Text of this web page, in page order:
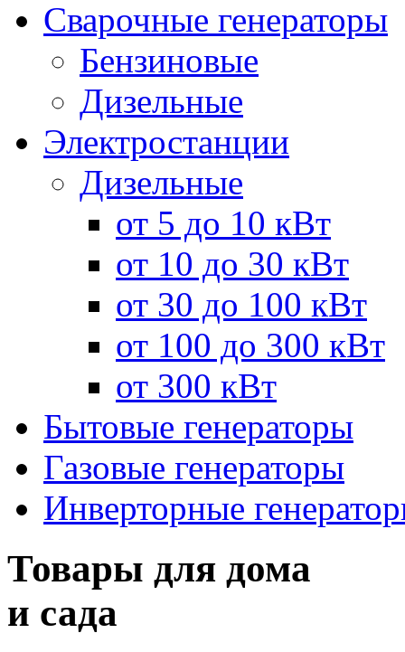
Сварочные генераторы
Бензиновые
Дизельные
Электростанции
Дизельные
от 5 до 10 кВт
от 10 до 30 кВт
от 30 до 100 кВт
от 100 до 300 кВт
от 300 кВт
Бытовые генераторы
Газовые генераторы
Инверторные
Товары для дома
и сада